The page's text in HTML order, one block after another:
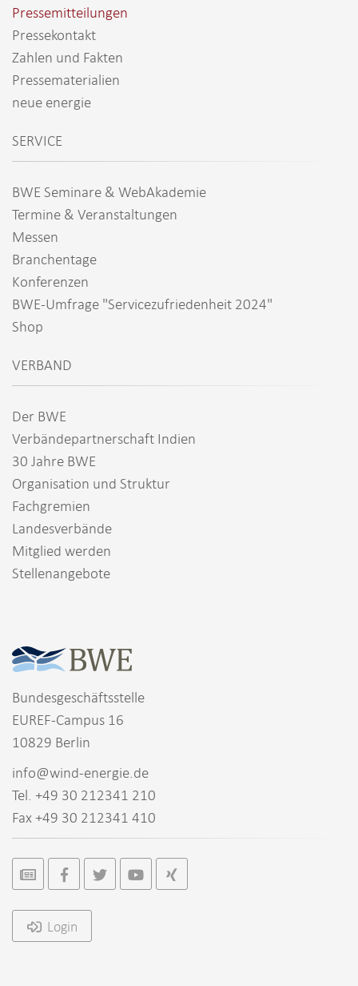
Pressemitteilungen
Pressekontakt
Zahlen und Fakten
Pressematerialien
neue energie
SERVICE
BWE Seminare & WebAkademie
Termine & Veranstaltungen
Messen
Branchentage
Konferenzen
BWE-Umfrage "Servicezufriedenheit 2024"
Shop
VERBAND
Der BWE
Verbändepartnerschaft Indien
30 Jahre BWE
Organisation und Struktur
Fachgremien
Landesverbände
Mitglied werden
Stellenangebote
Bundesgeschäftsstelle
EUREF-Campus 16
10829 Berlin
info@wind-energie.de
Tel. +49 30 212341 210
Fax +49 30 212341 410
Login